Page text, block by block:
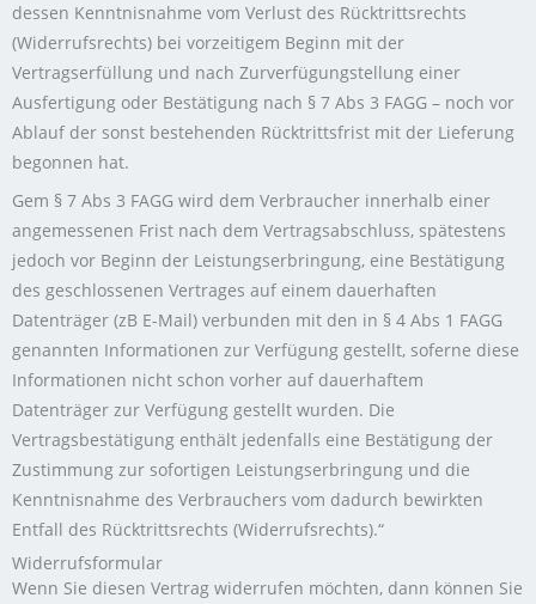
dessen Kenntnisnahme vom Verlust des Rücktrittsrechts
(Widerrufsrechts) bei vorzeitigem Beginn mit der
Vertragserfüllung und nach Zurverfügungstellung einer
Ausfertigung oder Bestätigung nach § 7 Abs 3 FAGG – noch vor
Ablauf der sonst bestehenden Rücktrittsfrist mit der Lieferung
begonnen hat.
Gem § 7 Abs 3 FAGG wird dem Verbraucher innerhalb einer
angemessenen Frist nach dem Vertragsabschluss, spätestens
jedoch vor Beginn der Leistungserbringung, eine Bestätigung
des geschlossenen Vertrages auf einem dauerhaften
Datenträger (zB E-Mail) verbunden mit den in § 4 Abs 1 FAGG
genannten Informationen zur Verfügung gestellt, soferne diese
Informationen nicht schon vorher auf dauerhaftem
Datenträger zur Verfügung gestellt wurden. Die
Vertragsbestätigung enthält jedenfalls eine Bestätigung der
Zustimmung zur sofortigen Leistungserbringung und die
Kenntnisnahme des Verbrauchers vom dadurch bewirkten
Entfall des Rücktrittsrechts (Widerrufsrechts).“
Widerrufsformular
Wenn Sie diesen Vertrag widerrufen möchten, dann können Sie